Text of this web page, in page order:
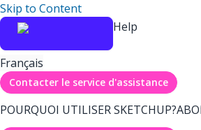
Skip to Content
Help
Français
Contacter le service d'assistance
POURQUOI UTILISER SKETCHUP?